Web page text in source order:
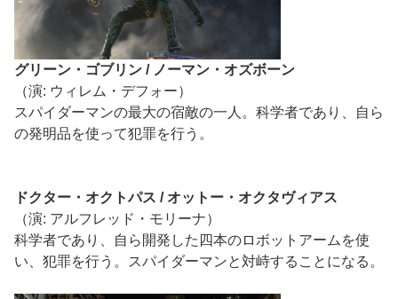
グリーン・ゴブリン / ノーマン・オズボーン
（演: ウィレム・デフォー）
スパイダーマンの最大の宿敵の一人。科学者であり、自ら
の発明品を使って犯罪を行う。
ドクター・オクトパス / オットー・オクタヴィアス
（演: アルフレッド・モリーナ）
科学者であり、自ら開発した四本のロボットアームを使
い、犯罪を行う。スパイダーマンと対峙することになる。